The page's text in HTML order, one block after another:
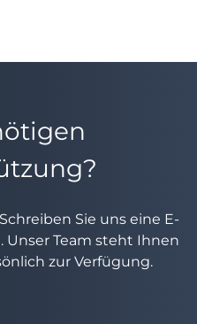
Sie uns eine E-
Unser Team steht Ihnen
zur Verfügung.